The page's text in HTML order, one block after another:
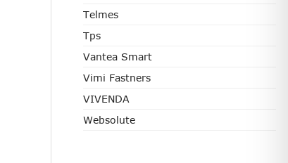
Telmes
Tps
Vantea Smart
Vimi Fastners
VIVENDA
Websolute